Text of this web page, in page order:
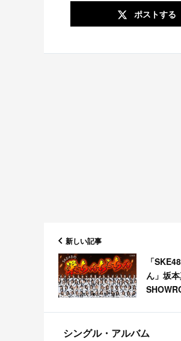
ポストする
新しい記事
「
ん」坂
シングル・アルバム